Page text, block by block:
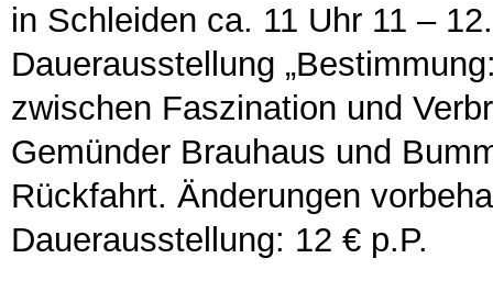
in Schleiden ca. 11 Uhr 11 –
Dauerausstellung
zwischen Faszination und
Gemünder Brauhaus und
Rückfahrt. Änderungen
Dauerausstellung: 12 € p.P.